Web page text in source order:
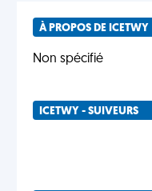
À PROPOS DE ICETWY
Non spécifié
ICETWY - SUIVEURS